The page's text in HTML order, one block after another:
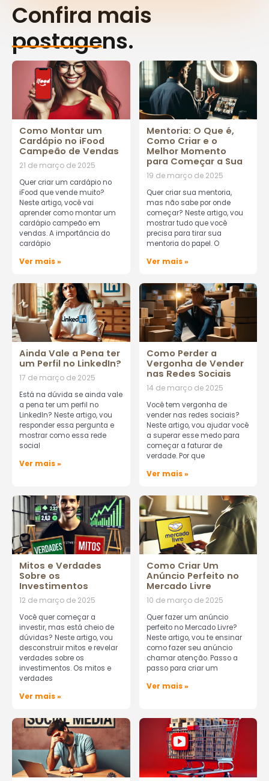
Confira mais
postagens.
Como Montar um
Cardápio no iFood
Campeão de Vendas
21 de março de 2025
Quer criar um cardápio no
iFood que vende muito?
Neste artigo, você vai
aprender como montar um
cardápio campeão em
vendas. A importância do
cardápio
Ver mais »
Mentoria: O Que é,
Como Criar e o
Melhor Momento
para Começar a Sua
19 de março de 2025
Quer criar sua mentoria,
mas não sabe por onde
começar? Neste artigo, vou
mostrar tudo que você
precisa para tirar sua
mentoria do papel. O
Ver mais »
Ainda Vale a Pena ter
um Perfil no LinkedIn?
17 de março de 2025
Está na dúvida se ainda vale
a pena ter um perfil no
LinkedIn? Neste artigo, vou
responder essa pergunta e
mostrar como essa rede
social
Ver mais »
Como Perder a
Vergonha de Vender
nas Redes Sociais
14 de março de 2025
Você tem vergonha de
vender nas redes sociais?
Neste artigo, vou ajudar você
a superar esse medo para
começar a faturar de
verdade. Por que
Ver mais »
Mitos e Verdades
Sobre os
Investimentos
12 de março de 2025
Você quer começar a
investir, mas está cheio de
dúvidas? Neste artigo, vou
desconstruir mitos e revelar
verdades sobre os
investimentos. Os mitos e
verdades
Ver mais »
Como Criar Um
Anúncio Perfeito no
Mercado Livre
10 de março de 2025
Quer fazer um anúncio
perfeito no Mercado Livre?
Neste artigo, vou te ensinar
como fazer seu anúncio
chamar atenção. Passo a
passo para criar um
Ver mais »